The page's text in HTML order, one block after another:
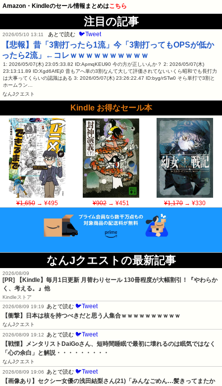
Amazon・Kindleのセール情報まとめはこちら
注目の記事
2026/05/10 13:11 あとで読む 🐦Tweet
【悲報】昔「3割打ったら1流」今「3割打ってもOPSが低か
ったら2流」←コレｗｗｗｗｗｗｗｗｗｗ
1: 2026/05/07(木) 23:05:33.82 ID:ApmqKEU90 今の方が正しいんか？ 2: 2026/05/07(木)
23:13:11.89 ID:Xgd6AfEj0 昔もアへ単の3割なんて大して評価されてないいくら昭和でも長打力
は大事ってくらいの認識はある 3: 2026/05/07(木) 23:26:22.47 ID:byg/rSTw0 そら単打で3割と
ホームラン…
なんJクエスト
Kindle お得なセール本
¥1,650→ ¥495 ¥902→ ¥451 ¥1,170→ ¥330
なんJクエストの最新記事
2026/08/09
[PR]
【Kindle】毎月1日更新 月替わりセール 130冊程度が大幅割引！『やわらか
く、考える。』他
Kindleストア
2026/08/09 19:19
あとで読む 🐦Tweet
【衝撃】日本は核を持つべきだと思う人集合ｗｗｗｗｗｗｗｗｗｗ
なんJクエスト
2026/08/09 19:12
あとで読む 🐦Tweet
【戦慄】メンタリストDaiGoさん、短時間睡眠で最初に壊れるのは眠気ではなく
「心の余白」と解説・・・・・・・・・
なんJクエスト
2026/08/09 19:06
あとで読む 🐦Tweet
【画像あり】セクシー女優の浅田結梨さん(21)「みんなごめん…髪きってまたか